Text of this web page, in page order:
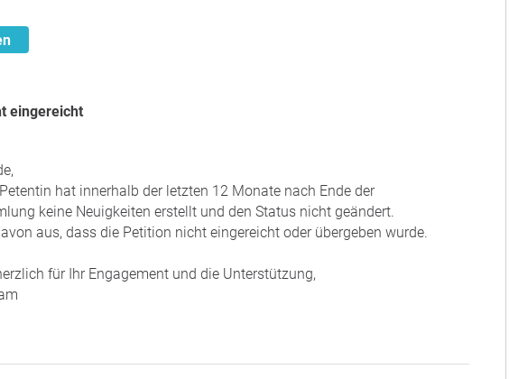
eingereicht
hat innerhalb der letzten 12 Monate nach Ende der
keine Neuigkeiten erstellt und den Status nicht geändert.
aus, dass die Petition nicht eingereicht oder übergeben wurde.
für Ihr Engagement und die Unterstützung,